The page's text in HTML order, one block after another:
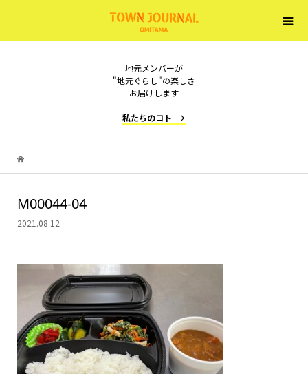
地元メンバーが
"地元ぐらし"の楽しさ
お届けします
私たちのコト
M00044-04
2021.08.12